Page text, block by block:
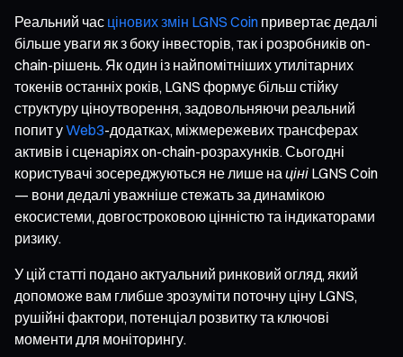
Реальний час цінових змін LGNS Coin привертає дедалі
більше уваги як з боку інвесторів, так і розробників on-
chain-рішень. Як один із найпомітніших утилітарних
токенів останніх років, LGNS формує більш стійку
структуру ціноутворення, задовольняючи реальний
попит уWeb3-додатках, міжмережевих трансферах
активів і сценаріях on-chain-розрахунків. Сьогодні
користувачі зосереджуються не лише на ціні LGNS Coin
— вони дедалі уважніше стежать за динамікою
екосистеми, довгостроковою цінністю та індикаторами
ризику.
У цій статті подано актуальний ринковий огляд, який
допоможе вам глибше зрозуміти поточну ціну LGNS,
рушійні фактори, потенціал розвитку та ключові
моменти для моніторингу.